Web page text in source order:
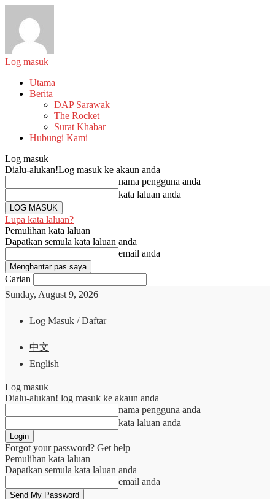
Log masuk
Utama
Berita
DAP Sarawak
The Rocket
Surat Khabar
Hubungi Kami
Log masuk
Dialu-alukan!Log masuk ke akaun anda
nama pengguna anda
kata laluan anda
Lupa kata laluan?
Pemulihan kata laluan
Dapatkan semula kata laluan anda
email anda
Carian
Sunday, August 9, 2026
Log Masuk / Daftar
中文
English
Log masuk
Dialu-alukan! log masuk ke akaun anda
nama pengguna anda
kata laluan anda
Forgot your password? Get help
Pemulihan kata laluan
Dapatkan semula kata laluan anda
email anda